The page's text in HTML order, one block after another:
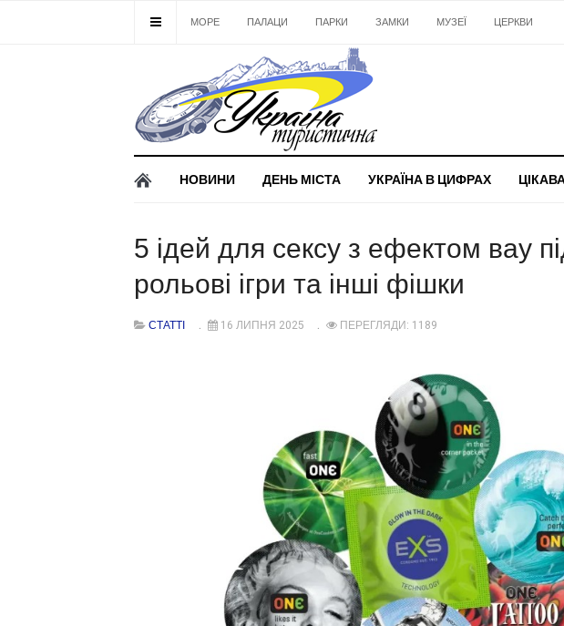
МОРЕ ПАЛАЦИ ПАРКИ ЗАМКИ МУЗЕЇ ЦЕРКВИ
НОВИНИ ДЕНЬ МІСТА УКРАЇНА В ЦИФРАХ
5 ідей для сексу з ефектом вау
рольові ігри та інші фішки
СТАТТІ 16 ЛИПНЯ 2025 ПЕРЕГЛЯДИ: 1189